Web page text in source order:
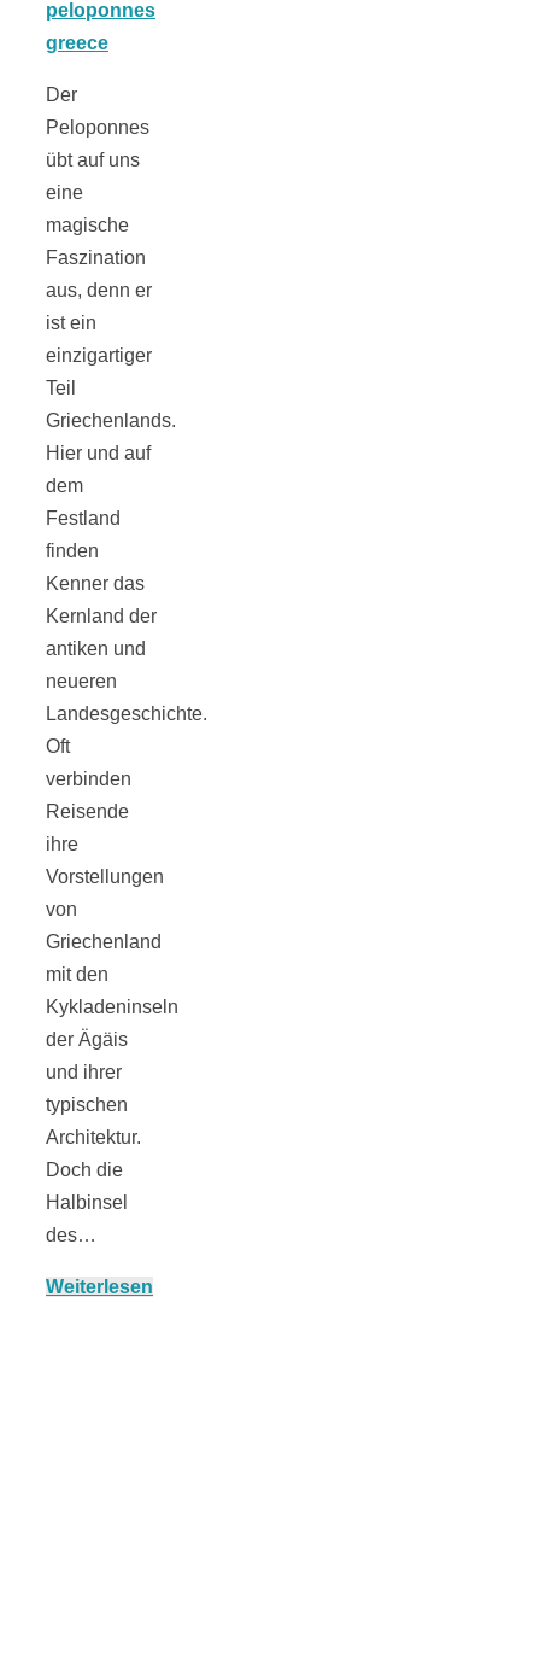
Der
Peloponnes
übt auf uns
eine
magische
Faszination
aus, denn er
ist ein
einzigartiger
Teil
Griechenlands.
Hier und auf
dem
Festland
finden
Kenner das
Kernland der
antiken und
neueren
Landesgeschichte.
Oft
verbinden
Reisende
ihre
Vorstellungen
von
Griechenland
mit den
Kykladeninseln
der Ägäis
und ihrer
typischen
Architektur.
Doch die
Halbinsel
des…
Weiterlesen